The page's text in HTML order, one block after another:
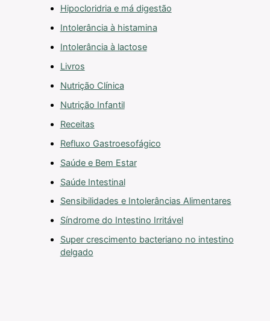
Hipocloridria e má digestão
Intolerância à histamina
Intolerância à lactose
Livros
Nutrição Clínica
Nutrição Infantil
Receitas
Refluxo Gastroesofágico
Saúde e Bem Estar
Saúde Intestinal
Sensibilidades e Intolerâncias Alimentares
Síndrome do Intestino Irritável
Super crescimento bacteriano no intestino
delgado